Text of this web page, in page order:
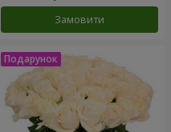
Замовити